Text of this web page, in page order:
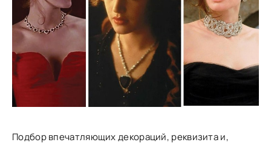
Подбор впечатляющих декораций, реквизита и,